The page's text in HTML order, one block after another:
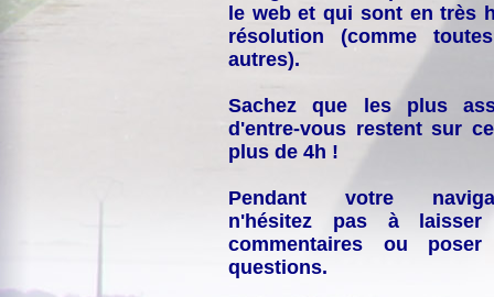
le web et qui sont en très
résolution (comme
autres).
Sachez que les plus
d'entre-vous restent sur
plus de 4h !
Pendant votre
n'hésitez pas à laisser
commentaires ou
questions.